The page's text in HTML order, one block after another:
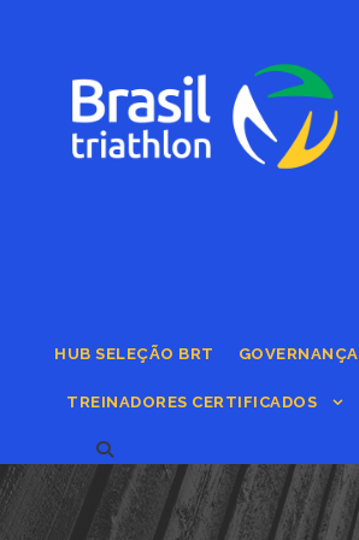
HUB SELEÇÃO BRT GOVERNANÇA
TREINADORES CERTIFICADOS